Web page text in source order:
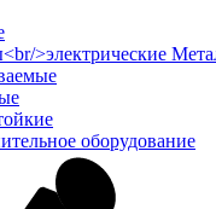
оборудование